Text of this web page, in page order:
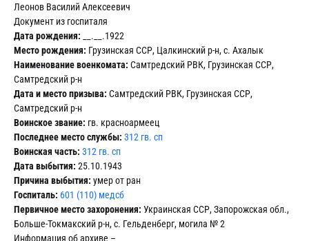
Леонов Василий Алексеевич
Документ из госпиталя
Дата рождения: __.__.1922
Место рождения: Грузинская ССР, Цалкинский р-н, с. Ахалык
Наименование военкомата: Самтредский РВК, Грузинская ССР,
Самтредский р-н
Дата и место призыва: Самтредский РВК, Грузинская ССР,
Самтредский р-н
Воинское звание: гв. красноармеец
Последнее место службы: 312 гв. сп
Воинская часть: 312 гв. сп
Дата выбытия: 25.10.1943
Причина выбытия: умер от ран
Госпиталь: 601 (110) медсб
Первичное место захоронения: Украинская ССР, Запорожская обл.,
Больше-Токмакский р-н, с. Гельденберг, могила № 2
Информация об архиве –